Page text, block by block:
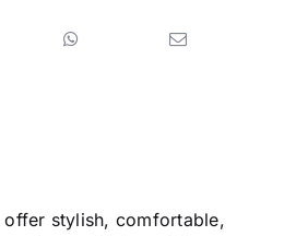
offer stylish, comfortable,